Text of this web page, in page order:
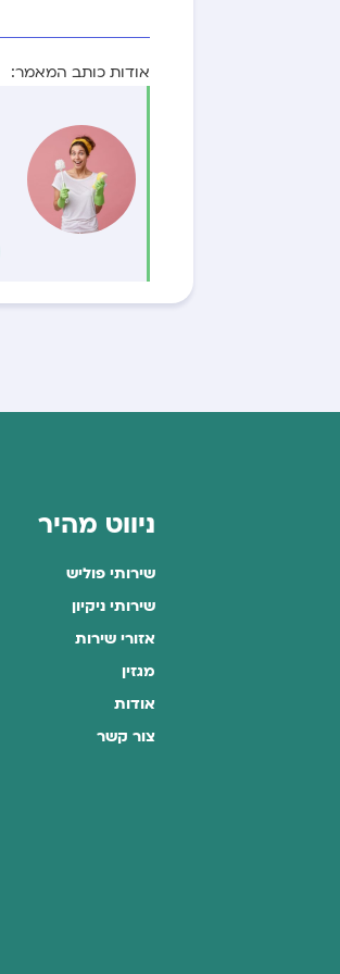
אודות כותב המאמר:
ניווט מהיר
שירותי פוליש
שירותי ניקיון
אזורי שירות
מגזין
אודות
צור קשר